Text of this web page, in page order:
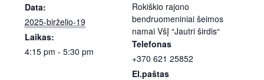
Data:
2025-birželio-19
Laikas:
4:15 pm - 5:30 pm
Rokiškio rajono
bendruomeniniai šeimos
namai VšĮ “Jautri širdis“
Telefonas
+370 621 25852
El.paštas